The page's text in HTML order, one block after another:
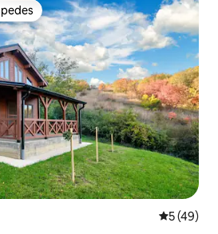
entre huéspedes
5 (49)